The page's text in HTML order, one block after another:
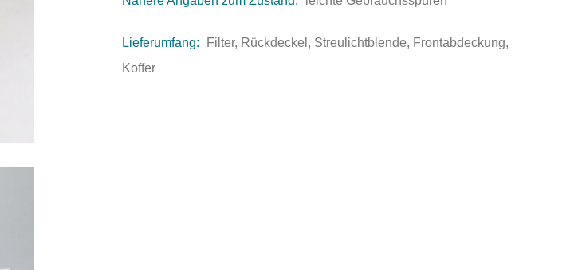
Lieferumfang:
Filter, Rückdeckel, Streulichtblende, Frontabdeckung,
Koffer